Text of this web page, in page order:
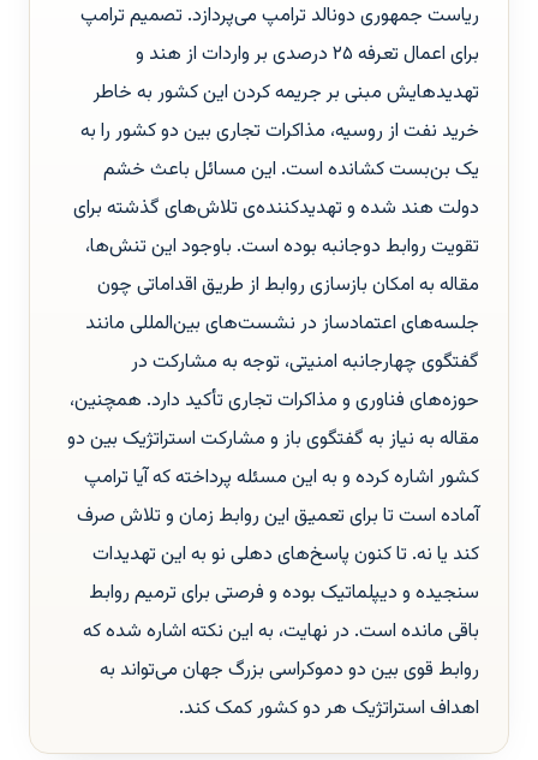
ریاست جمهوری دونالد ترامپ می‌پردازد. تصمیم ترامپ
برای اعمال تعرفه ۲۵ درصدی بر واردات از هند و
تهدیدهایش مبنی بر جریمه کردن این کشور به خاطر
خرید نفت از روسیه، مذاکرات تجاری بین دو کشور را به
یک بن‌بست کشانده است. این مسائل باعث خشم
دولت هند شده و تهدیدکننده‌ی تلاش‌های گذشته برای
تقویت روابط دوجانبه بوده است. باوجود این تنش‌ها،
مقاله به امکان بازسازی روابط از طریق اقداماتی چون
جلسه‌های اعتمادساز در نشست‌های بین‌المللی مانند
گفتگوی چهارجانبه امنیتی، توجه به مشارکت در
حوزه‌های فناوری و مذاکرات تجاری تأکید دارد. همچنین،
مقاله به نیاز به گفتگوی باز و مشارکت استراتژیک بین دو
کشور اشاره کرده و به این مسئله پرداخته که آیا ترامپ
آماده است تا برای تعمیق این روابط زمان و تلاش صرف
کند یا نه. تا کنون پاسخ‌های دهلی نو به این تهدیدات
سنجیده و دیپلماتیک بوده و فرصتی برای ترمیم روابط
باقی مانده است. در نهایت، به این نکته اشاره شده که
روابط قوی بین دو دموکراسی بزرگ جهان می‌تواند به
اهداف استراتژیک هر دو کشور کمک کند.